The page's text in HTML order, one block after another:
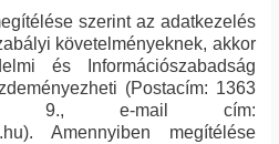
szerint az adatkezelés
követelményeknek, akkor
és Információszabadság
(Postacím: 1363
9., e-mail cím:
Amennyiben megítélése